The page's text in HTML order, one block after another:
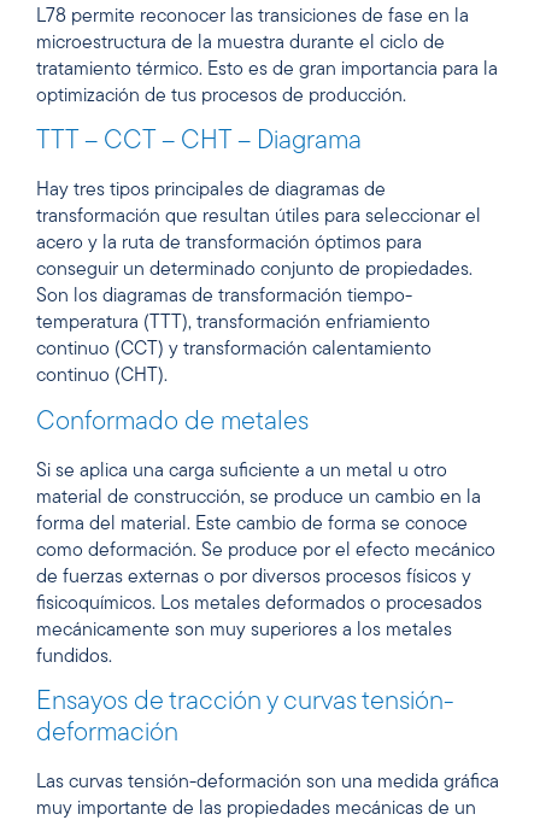
L78 permite reconocer las transiciones de fase en la
microestructura de la muestra durante el ciclo de
tratamiento térmico. Esto es de gran importancia para la
optimización de tus procesos de producción.
TTT – CCT – CHT – Diagrama
Hay tres tipos principales de diagramas de
transformación que resultan útiles para seleccionar el
acero y la ruta de transformación óptimos para
conseguir un determinado conjunto de propiedades.
Son los diagramas de transformación tiempo-
temperatura (TTT), transformación enfriamiento
continuo (CCT) y transformación calentamiento
continuo (CHT).
Conformado de metales
Si se aplica una carga suficiente a un metal u otro
material de construcción, se produce un cambio en la
forma del material. Este cambio de forma se conoce
como deformación. Se produce por el efecto mecánico
de fuerzas externas o por diversos procesos físicos y
fisicoquímicos. Los metales deformados o procesados
mecánicamente son muy superiores a los metales
fundidos.
Ensayos de tracción y curvas tensión-
deformación
Las curvas tensión-deformación son una medida gráfica
muy importante de las propiedades mecánicas de un